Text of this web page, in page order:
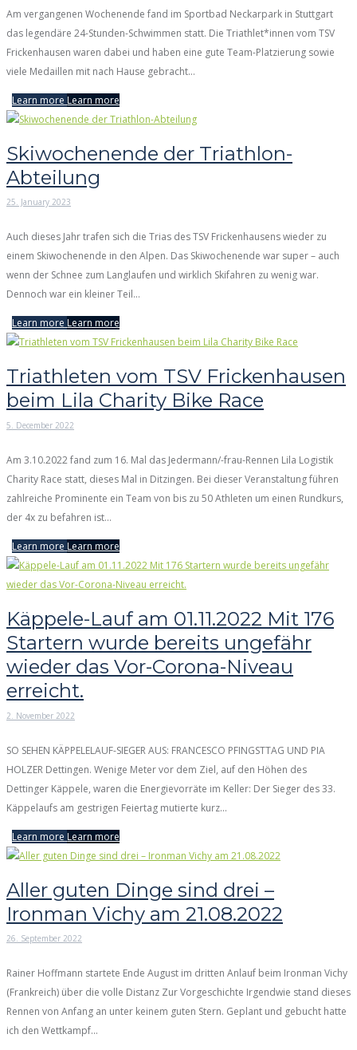
Am vergangenen Wochenende fand im Sportbad Neckarpark in Stuttgart
das legendäre 24-Stunden-Schwimmen statt. Die Triathlet*innen vom TSV
Frickenhausen waren dabei und haben eine gute Team-Platzierung sowie
viele Medaillen mit nach Hause gebracht...
Learn more Learn more
Skiwochenende der Triathlon-
Abteilung
25. January 2023
Auch dieses Jahr trafen sich die Trias des TSV Frickenhausens wieder zu
einem Skiwochenende in den Alpen. Das Skiwochenende war super – auch
wenn der Schnee zum Langlaufen und wirklich Skifahren zu wenig war.
Dennoch war ein kleiner Teil...
Learn more Learn more
Triathleten vom TSV Frickenhausen
beim Lila Charity Bike Race
5. December 2022
Am 3.10.2022 fand zum 16. Mal das Jedermann/-frau-Rennen Lila Logistik
Charity Race statt, dieses Mal in Ditzingen. Bei dieser Veranstaltung führen
zahlreiche Prominente ein Team von bis zu 50 Athleten um einen Rundkurs,
der 4x zu befahren ist...
Learn more Learn more
Käppele-Lauf am 01.11.2022 Mit 176
Startern wurde bereits ungefähr
wieder das Vor-Corona-Niveau
erreicht.
2. November 2022
SO SEHEN KÄPPELELAUF-SIEGER AUS: FRANCESCO PFINGSTTAG UND PIA
HOLZER Dettingen. Wenige Meter vor dem Ziel, auf den Höhen des
Dettinger Käppele, waren die Energievorräte im Keller: Der Sieger des 33.
Käppelaufs am gestrigen Feiertag mutierte kurz...
Learn more Learn more
Aller guten Dinge sind drei –
Ironman Vichy am 21.08.2022
26. September 2022
Rainer Hoffmann startete Ende August im dritten Anlauf beim Ironman Vichy
(Frankreich) über die volle Distanz Zur Vorgeschichte Irgendwie stand dieses
Rennen von Anfang an unter keinem guten Stern. Geplant und gebucht hatte
ich den Wettkampf...